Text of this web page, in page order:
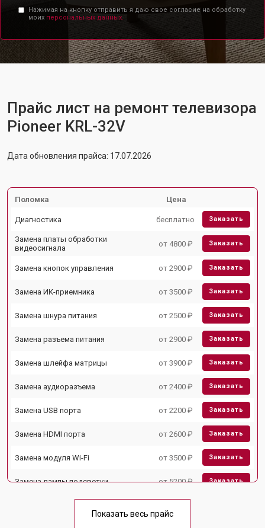
Нажимая на кнопку отправить я даю свое согласие на обработку
моих персональных данных.
Прайс лист на ремонт телевизора
Pioneer KRL-32V
Дата обновления прайса: 17.07.2026
Поломка Цена
Диагностика бесплатно Заказать
Замена платы обработки
видеосигнала
от 4800 ₽ Заказать
Замена кнопок управления от 2900 ₽ Заказать
Замена ИК-приемника от 3500 ₽ Заказать
Замена шнура питания от 2500 ₽ Заказать
Замена разъема питания от 2900 ₽ Заказать
Замена шлейфа матрицы от 3900 ₽ Заказать
Замена аудиоразъема от 2400 ₽ Заказать
Замена USB порта от 2200 ₽ Заказать
Замена HDMI порта от 2600 ₽ Заказать
Замена модуля Wi-Fi от 3500 ₽ Заказать
Замена лампы подсветки от 5200 ₽ Заказать
Показать весь прайс